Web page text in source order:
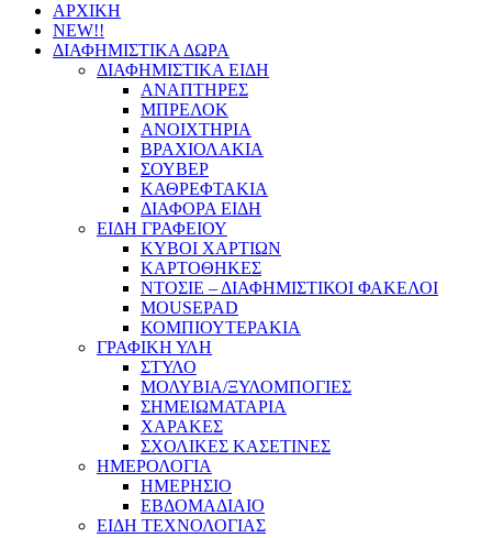
ΑΡΧΙΚΗ
NEW!!
ΔΙΑΦΗΜΙΣΤΙΚΑ ΔΩΡΑ
ΔΙΑΦΗΜΙΣΤΙΚΑ ΕΙΔΗ
ΑΝΑΠΤΗΡΕΣ
ΜΠΡΕΛΟΚ
ΑΝΟΙΧΤΗΡΙΑ
ΒΡΑΧΙΟΛΑΚΙΑ
ΣΟΥΒΕΡ
ΚΑΘΡΕΦΤΑΚΙΑ
ΔΙΑΦΟΡΑ ΕΙΔΗ
ΕΙΔΗ ΓΡΑΦΕΙΟΥ
ΚΥΒΟΙ ΧΑΡΤΙΩΝ
ΚΑΡΤΟΘΗΚΕΣ
ΝΤΟΣΙΕ – ΔΙΑΦΗΜΙΣΤΙΚΟΙ ΦΑΚΕΛΟΙ
MOUSEPAD
ΚΟΜΠΙΟΥΤΕΡΑΚΙΑ
ΓΡΑΦΙΚΗ ΥΛΗ
ΣΤΥΛΟ
ΜΟΛΥΒΙΑ/ΞΥΛΟΜΠΟΓΙΕΣ
ΣΗΜΕΙΩΜΑΤΑΡΙΑ
ΧΑΡΑΚΕΣ
ΣΧΟΛΙΚΕΣ ΚΑΣΕΤΙΝΕΣ
ΗΜΕΡΟΛΟΓΙΑ
ΗΜΕΡΗΣΙΟ
ΕΒΔΟΜΑΔΙΑΙΟ
ΕΙΔΗ ΤΕΧΝΟΛΟΓΙΑΣ